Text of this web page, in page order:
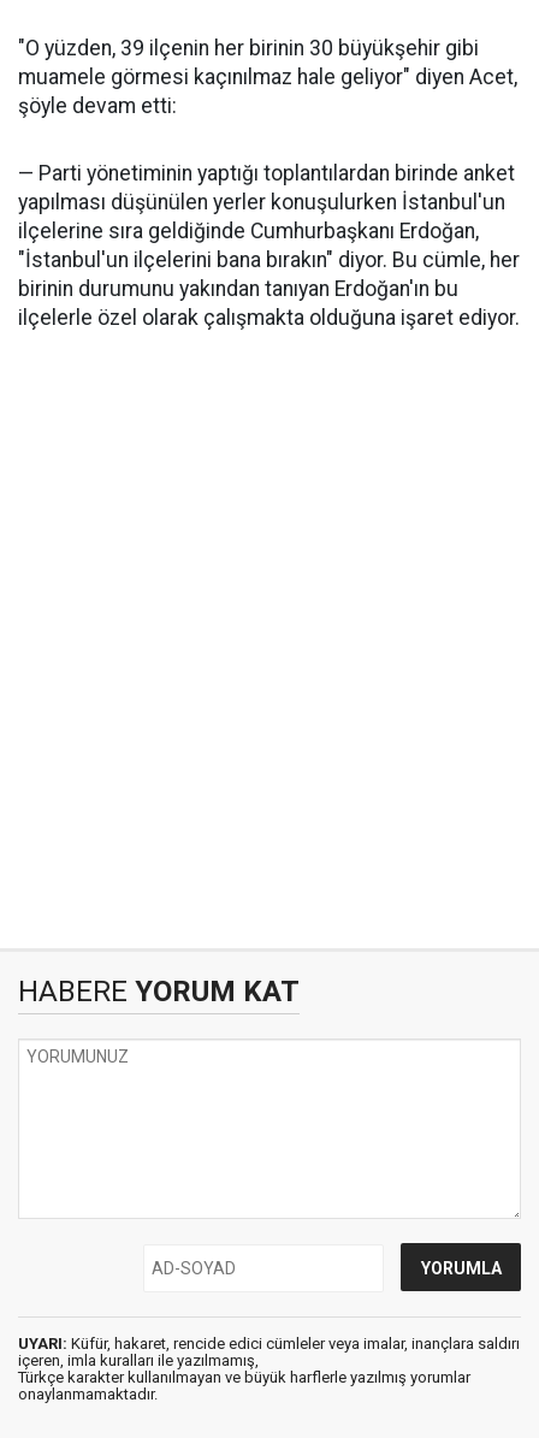
"O yüzden, 39 ilçenin her birinin 30 büyükşehir gibi
muamele görmesi kaçınılmaz hale geliyor" diyen Acet,
şöyle devam etti:
— Parti yönetiminin yaptığı toplantılardan birinde anket
yapılması düşünülen yerler konuşulurken İstanbul'un
ilçelerine sıra geldiğinde Cumhurbaşkanı Erdoğan,
"İstanbul'un ilçelerini bana bırakın" diyor. Bu cümle, her
birinin durumunu yakından tanıyan Erdoğan'ın bu
ilçelerle özel olarak çalışmakta olduğuna işaret ediyor.
HABERE YORUM KAT
UYARI: Küfür, hakaret, rencide edici cümleler veya imalar, inançlara saldırı
içeren, imla kuralları ile yazılmamış,
Türkçe karakter kullanılmayan ve büyük harflerle yazılmış yorumlar
onaylanmamaktadır.